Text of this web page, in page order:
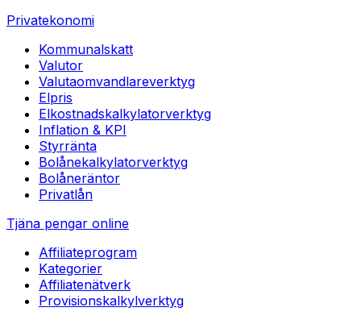
Privatekonomi
Kommunalskatt
Valutor
Valutaomvandlareverktyg
Elpris
Elkostnadskalkylatorverktyg
Inflation & KPI
Styrränta
Bolånekalkylatorverktyg
Bolåneräntor
Privatlån
Tjäna pengar online
Affiliateprogram
Kategorier
Affiliatenätverk
Provisionskalkylverktyg